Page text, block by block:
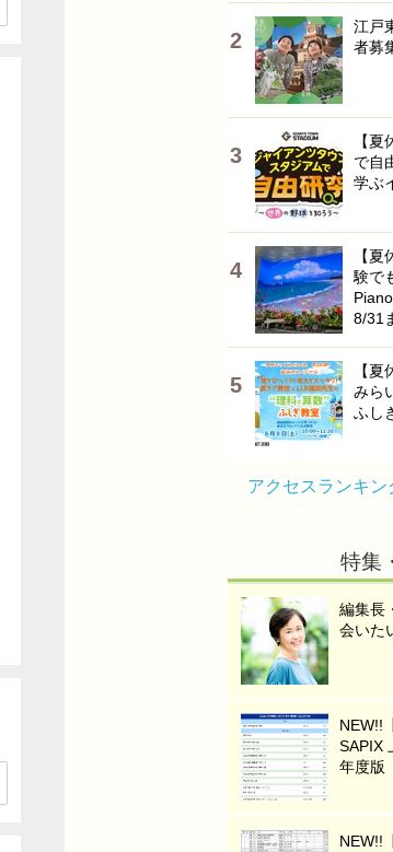
江戸
者募
【
で自
学ぶ
【
験で
8/31
【
みら
ふし
アクセスランキン
特集
編集長
会いた
NEW!!
SAPIX
年度版
NEW!!